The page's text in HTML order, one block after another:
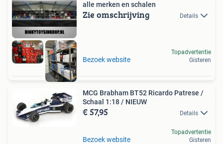
alle merken en schalen
Zie omschrijving Details
Bezoek website
Topadvertentie
Gisteren
MCG Brabham BT52 Ricardo Patrese /
Schaal 1:18 / NIEUW
€ 57,95 Details
Bezoek website
Topadvertentie
Gisteren